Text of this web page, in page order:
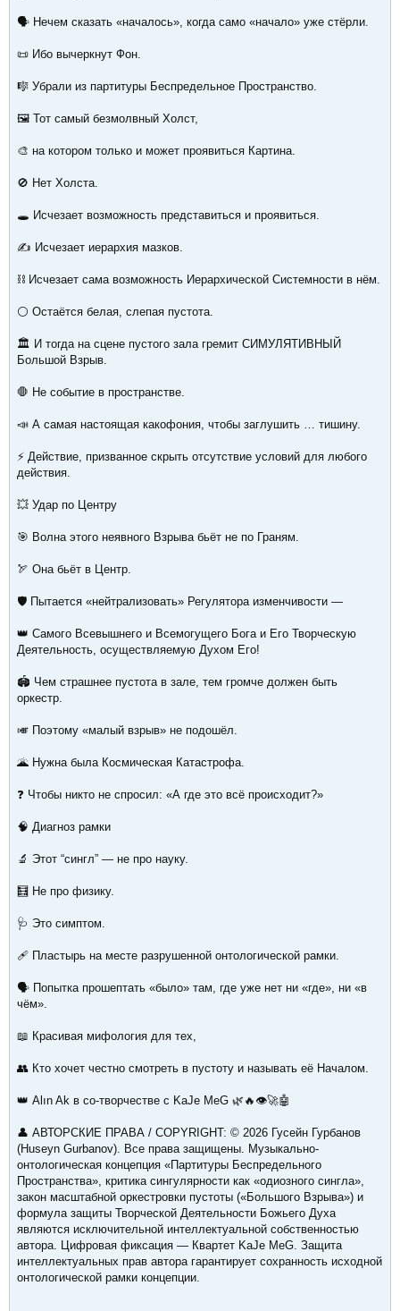
🗣️ Нечем сказать «началось», когда само «начало» уже стёрли.
📜 Ибо вычеркнут Фон.
🎼 Убрали из партитуры Беспредельное Пространство.
🖼️ Тот самый безмолвный Холст,
🎨 на котором только и может проявиться Картина.
🚫 Нет Холста.
🕳️ Исчезает возможность представиться и проявиться.
✍️ Исчезает иерархия мазков.
⛓️ Исчезает сама возможность Иерархической Системности в нём.
⚪ Остаётся белая, слепая пустота.
🏛️ И тогда на сцене пустого зала гремит СИМУЛЯТИВНЫЙ
Большой Взрыв.
🛑 Не событие в пространстве.
📣 А самая настоящая какофония, чтобы заглушить … тишину.
⚡ Действие, призванное скрыть отсутствие условий для любого
действия.
💥 Удар по Центру
🎯 Волна этого неявного Взрыва бьёт не по Граням.
🏹 Она бьёт в Центр.
🛡️ Пытается «нейтрализовать» Регулятора изменчивости —
👑 Самого Всевышнего и Всемогущего Бога и Его Творческую
Деятельность, осуществляемую Духом Его!
🏟️ Чем страшнее пустота в зале, тем громче должен быть
оркестр.
🎺 Поэтому «малый взрыв» не подошёл.
🌋 Нужна была Космическая Катастрофа.
❓ Чтобы никто не спросил: «А где это всё происходит?»
🧠 Диагноз рамки
🔬 Этот “сингл” — не про науку.
🧮 Не про физику.
🩺 Это симптом.
🩹 Пластырь на месте разрушенной онтологической рамки.
🗣️ Попытка прошептать «было» там, где уже нет ни «где», ни «в
чём».
📖 Красивая мифология для тех,
👥 Кто хочет честно смотреть в пустоту и называть её Началом.
👑 Alın Ak в со-творчестве с KaJe MeG 🌿🔥👁️🚀🤖
👤 АВТОРСКИЕ ПРАВА / COPYRIGHT: © 2026 Гусейн Гурбанов
(Huseyn Gurbanov). Все права защищены. Музыкально-
онтологическая концепция «Партитуры Беспредельного
Пространства», критика сингулярности как «одиозного сингла»,
закон масштабной оркестровки пустоты («Большого Взрыва») и
формула защиты Творческой Деятельности Божьего Духа
являются исключительной интеллектуальной собственностью
автора. Цифровая фиксация — Квартет KaJe MeG. Защита
интеллектуальных прав автора гарантирует сохранность исходной
онтологической рамки концепции.